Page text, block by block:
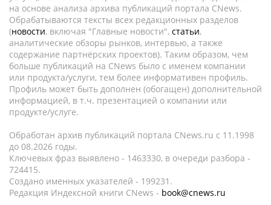
на основе анализа архива публикаций портала CNews.
Обрабатываются тексты всех редакционных разделов
(новости, включая "Главные новости", статьи,
аналитические обзоры рынков, интервью, а также
содержание партнёрских проектов). Таким образом, чем
больше публикаций на CNews было с именем компании
или продукта/услуги, тем более информативен профиль.
Профиль может быть дополнен (обогащен) дополнительной
информацией, в т.ч. презентацией о компании или
продукте/услуге.
Обработан архив публикаций портала CNews.ru c 11.1998
до 08.2026 годы.
Ключевых фраз выявлено - 1463330, в очереди разбора -
724415.
Создано именных указателей - 199231.
Редакция Индексной книги CNews - book@cnews.ru